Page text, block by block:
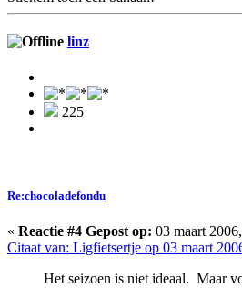
linz
225
Re:chocoladefondu
« Reactie #4 Gepost op: 03 maart
Citaat van: Ligfietsertje op 03 maart
Het seizoen is niet ideaal. Maar